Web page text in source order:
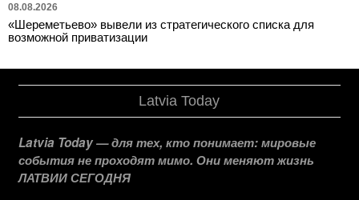
08.08.2026
«Шереметьево» вывели из стратегического списка для
возможной приватизации
Latvia Today
Latvia Today — для тех, кто понимает: мировые
события не проходят мимо. Они меняют жизнь
ЛАТВИИ СЕГОДНЯ